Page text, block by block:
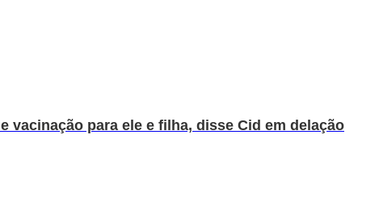
para ele e filha, disse Cid em delação